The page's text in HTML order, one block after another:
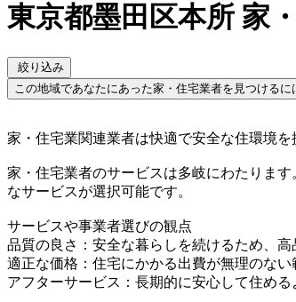
東京都墨田区本所 家
絞り込み
この地域であなたにあった家・住宅業者を見つけるに
家・住宅業関連業者は快適で安全な住環境
家・住宅業者のサービスは多岐にわたりま
なサービスが選択可能です。
サービスや事業者選びの観点
品質の良さ：安全な暮らしを続けるため、
適正な価格：住宅にかかる出費が無理のな
アフターサービス：長期的に安心して住め